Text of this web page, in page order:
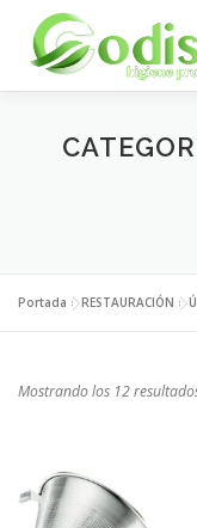
contenido
EMPRESA
Portada »RESTAURACIÓN »
Mostrando los 12